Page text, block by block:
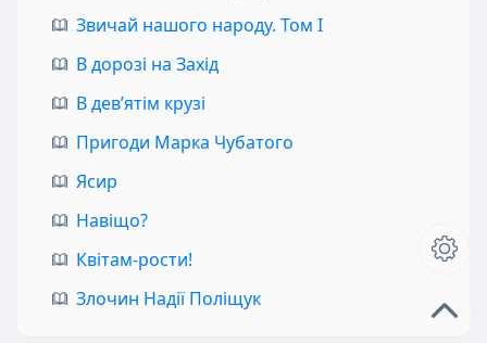
Звичай нашого народу. Том I
В дорозі на Захід
В дев’ятім крузі
Пригоди Марка Чубатого
Ясир
Навіщо?
Квітам-рости!
Злочин Надії Поліщук